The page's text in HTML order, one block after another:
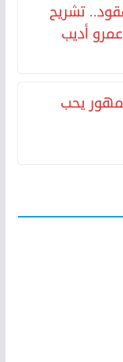
تشريح
أديب
يحب